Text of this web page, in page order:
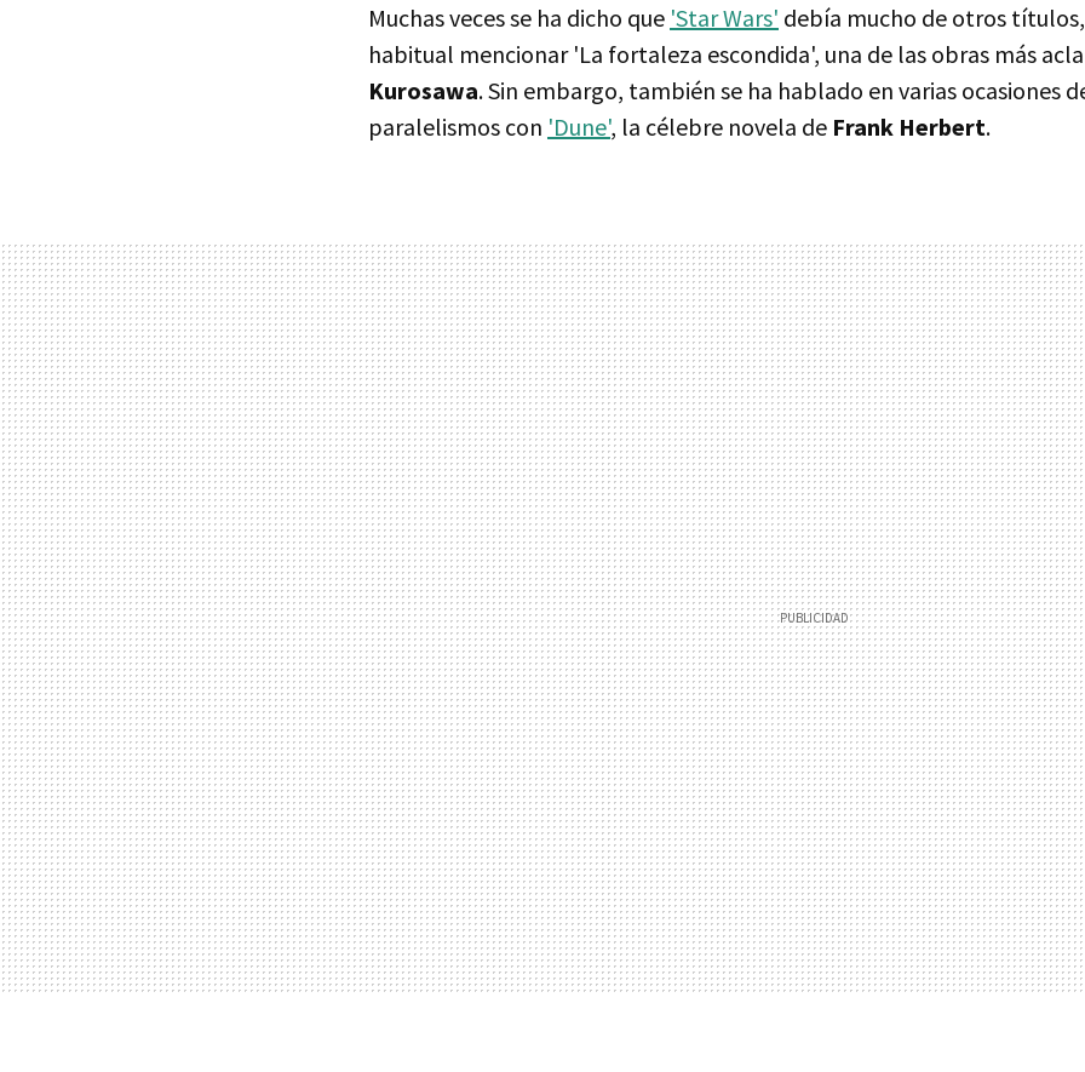
Muchas veces se ha dicho que 'Star Wars' debía mucho de otros
habitual mencionar 'La fortaleza escondida', una de las obras más
Kurosawa. Sin embargo, también se ha hablado en varias ocasiones
paralelismos con 'Dune', la célebre novela de Frank Herbert.